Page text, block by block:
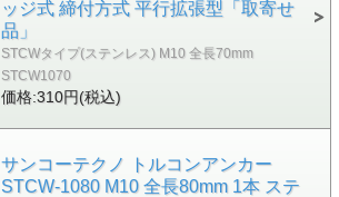
ッジ式 締付方式 平行拡張型「取寄せ
品」
STCWタイプ(ステンレス) M10 全長70mm
STCW1070
価格:310円(税込)
サンコーテクノ トルコンアンカー
STCW-1080 M10 全長80mm 1本 ステ